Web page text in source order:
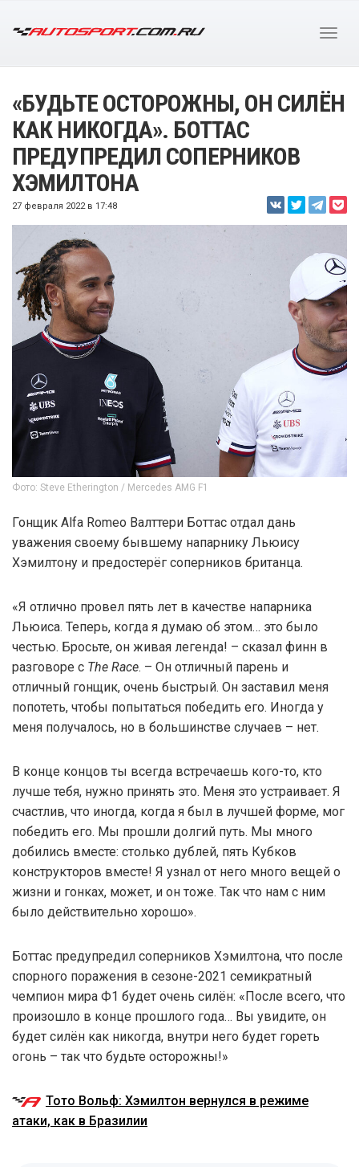
«БУДЬТЕ ОСТОРОЖНЫ, ОН СИЛЁН
КАК НИКОГДА». БОТТАС
ПРЕДУПРЕДИЛ СОПЕРНИКОВ
ХЭМИЛТОНА
27 февраля 2022 в 17:48
Фото: Steve Etherington / Mercedes AMG F1
Гонщик Alfa Romeo Валттери Боттас отдал дань
уважения своему бывшему напарнику Льюису
Хэмилтону и предостерёг соперников британца.
«Я отлично провел пять лет в качестве напарника
Льюиса. Теперь, когда я думаю об этом… это было
честью. Бросьте, он живая легенда! – сказал финн в
разговоре с The Race. – Он отличный парень и
отличный гонщик, очень быстрый. Он заставил меня
попотеть, чтобы попытаться победить его. Иногда у
меня получалось, но в большинстве случаев – нет.
В конце концов ты всегда встречаешь кого-то, кто
лучше тебя, нужно принять это. Меня это устраивает. Я
счастлив, что иногда, когда я был в лучшей форме, мог
победить его. Мы прошли долгий путь. Мы много
добились вместе: столько дублей, пять Кубков
конструкторов вместе! Я узнал от него много вещей о
жизни и гонках, может, и он тоже. Так что нам с ним
было действительно хорошо».
Боттас предупредил соперников Хэмилтона, что после
спорного поражения в сезоне-2021 семикратный
чемпион мира Ф1 будет очень силён: «После всего, что
произошло в конце прошлого года… Вы увидите, он
будет силён как никогда, внутри него будет гореть
огонь – так что будьте осторожны!»
Тото Вольф: Хэмилтон вернулся в режиме
атаки, как в Бразилии